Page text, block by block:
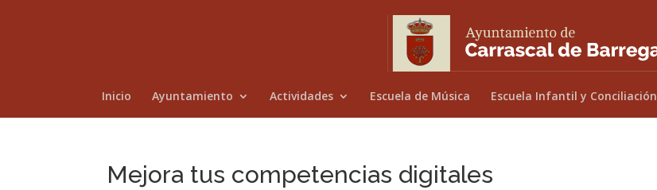
Inicio Ayuntamiento Actividades Escuela de Música Escuela Infantil y Conciliación
Mejora tus competencias digitales